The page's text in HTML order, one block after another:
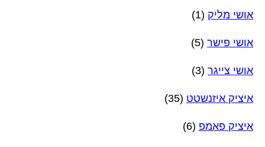
אושי מליק (1)
אושי פישר (5)
אושי צייגר (3)
איציק איזנשטט (35)
איציק פאמפ (6)